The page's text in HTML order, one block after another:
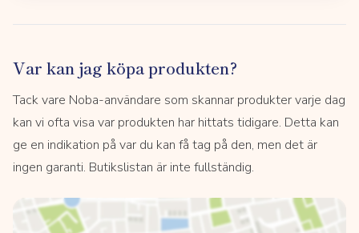
Var kan jag köpa produkten?
Tack vare Noba-användare som skannar produkter varje dag
kan vi ofta visa var produkten har hittats tidigare. Detta kan
ge en indikation på var du kan få tag på den, men det är
ingen garanti. Butikslistan är inte fullständig.